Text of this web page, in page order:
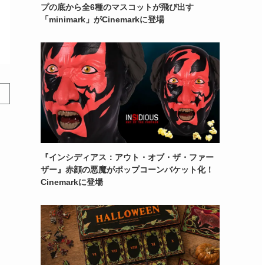
プの底から全6種のマスコットが飛び出す
「minimark」がCinemarkに登場
『インシディアス：アウト・オブ・ザ・ファー
ザー』赤顔の悪魔がポップコーンバケット化！
Cinemarkに登場